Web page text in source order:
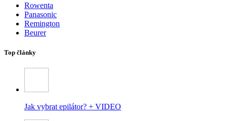
Rowenta
Panasonic
Remington
Beurer
Top články
Jak vybrat epilátor? + VIDEO